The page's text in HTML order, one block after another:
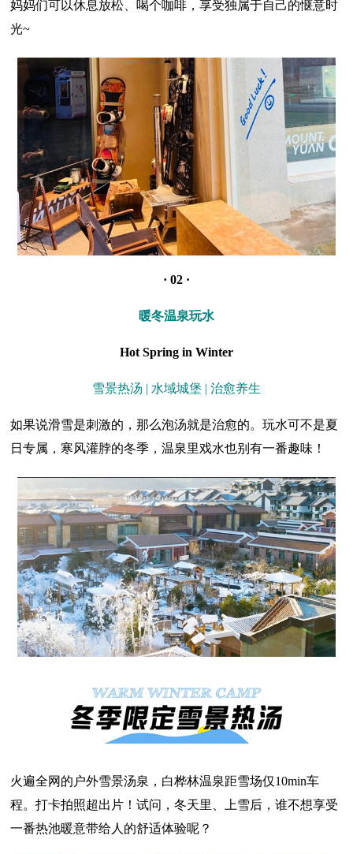
妈妈们可以休息放松、喝个咖啡，享受独属于自己的惬意时
光~
· 02 ·
暖冬温泉玩水
Hot Spring in Winter
雪景热汤 | 水域城堡 | 治愈养生
如果说滑雪是刺激的，那么泡汤就是治愈的。玩水可不是夏
日专属，寒风灌脖的冬季，温泉里戏水也别有一番趣味！
火遍全网的户外雪景汤泉，白桦林温泉距雪场仅10min车
程。打卡拍照超出片！试问，冬天里、上雪后，谁不想享受
一番热池暖意带给人的舒适体验呢？